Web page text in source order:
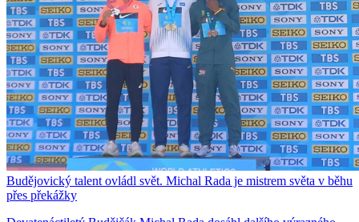
Budějovický talent ovládl svět. Michal Rada je mistrem světa v běhu
přes překážky